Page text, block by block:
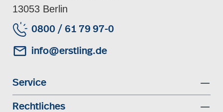
13053 Berlin
0800 / 61 79 97-0
info@erstling.de
Service
Rechtliches